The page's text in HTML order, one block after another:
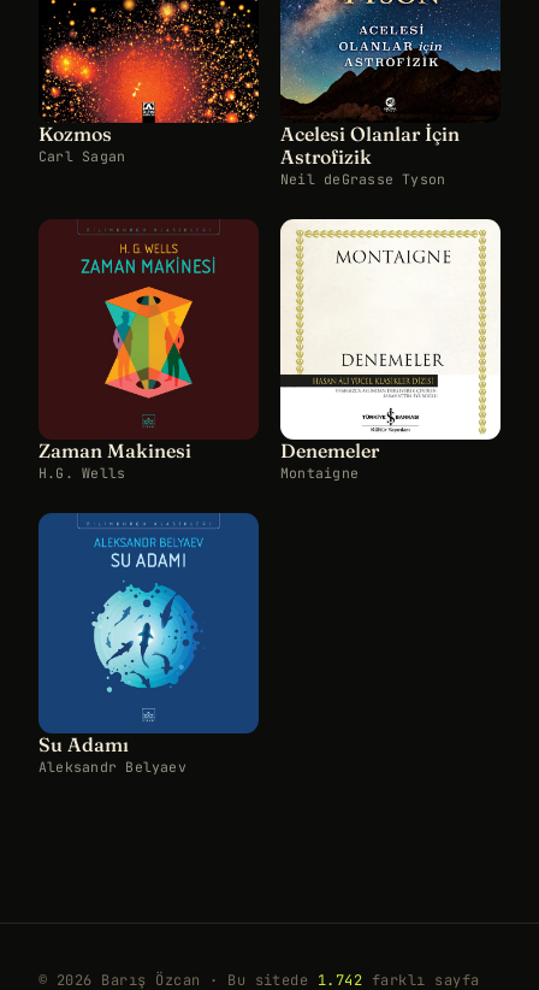
Kozmos
Carl Sagan
Acelesi Olanlar İçin
Astrofizik
Neil deGrasse Tyson
Zaman Makinesi
H.G. Wells
Denemeler
Montaigne
Su Adamı
Aleksandr Belyaev
© 2026 Barış Özcan · Bu sitede 1.742 farklı sayfa